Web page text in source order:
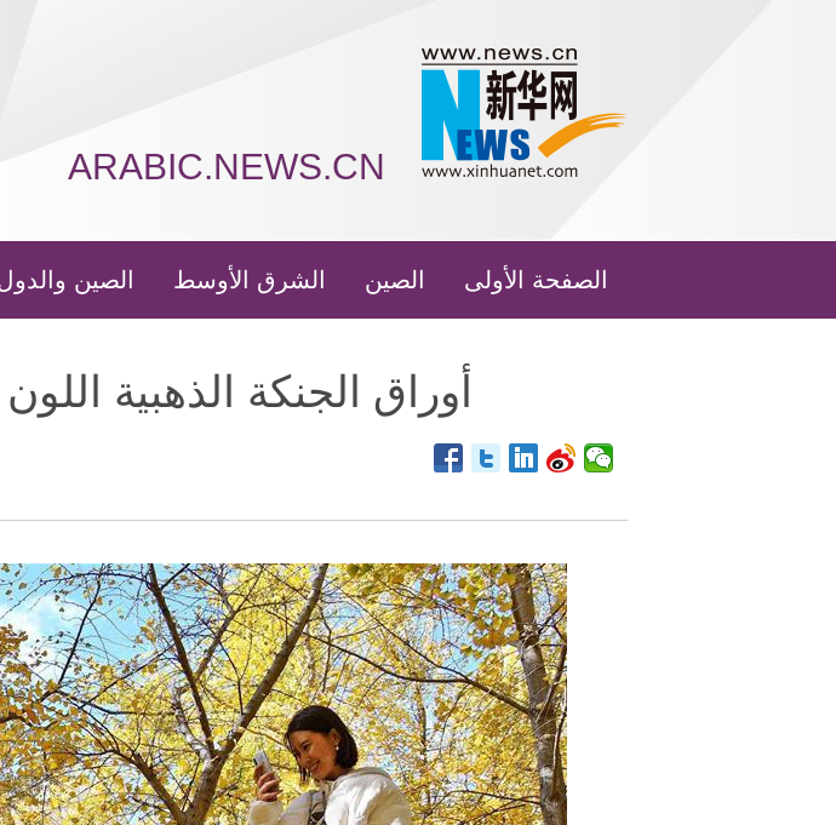
ARABIC.NEWS.CN
الصفحة الأولى الصين الشرق الأوسط الصين
أوراق الجنكة الذهبية